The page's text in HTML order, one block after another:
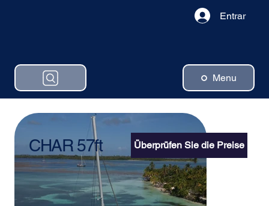
Menu
Entrar
CHAR 57ft Überprüfen Sie die Preise